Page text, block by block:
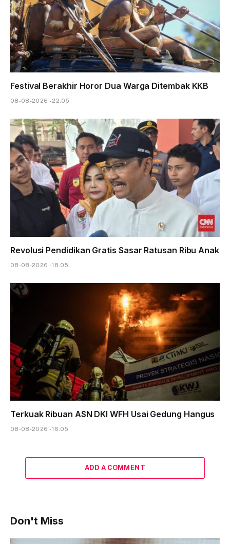
Festival Berakhir Horor Dua Warga Ditembak KKB
08-08-2026 - 22.05
Revolusi Pendidikan Gratis Sasar Ratusan Ribu Anak
08-08-2026 - 18.05
Terkuak Ribuan ASN DKI WFH Usai Gedung Hangus
08-08-2026 - 16.05
ADD A COMMENT
Don't Miss